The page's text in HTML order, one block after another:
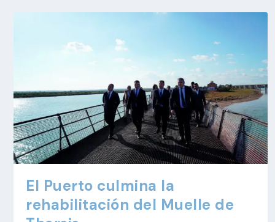
El Puerto culmina la
rehabilitación del Muelle de